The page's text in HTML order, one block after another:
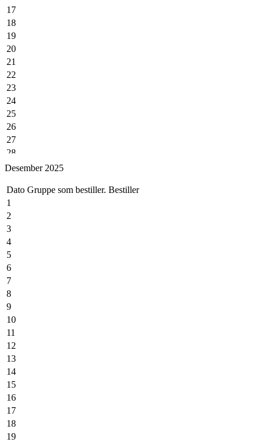
17
18
19
20
21
22
23
24
25
26
27
28
29
Desember 2025
Dato Gruppe som bestiller. Bestiller
1
2
3
4
5
6
7
8
9
10
11
12
13
14
15
16
17
18
19